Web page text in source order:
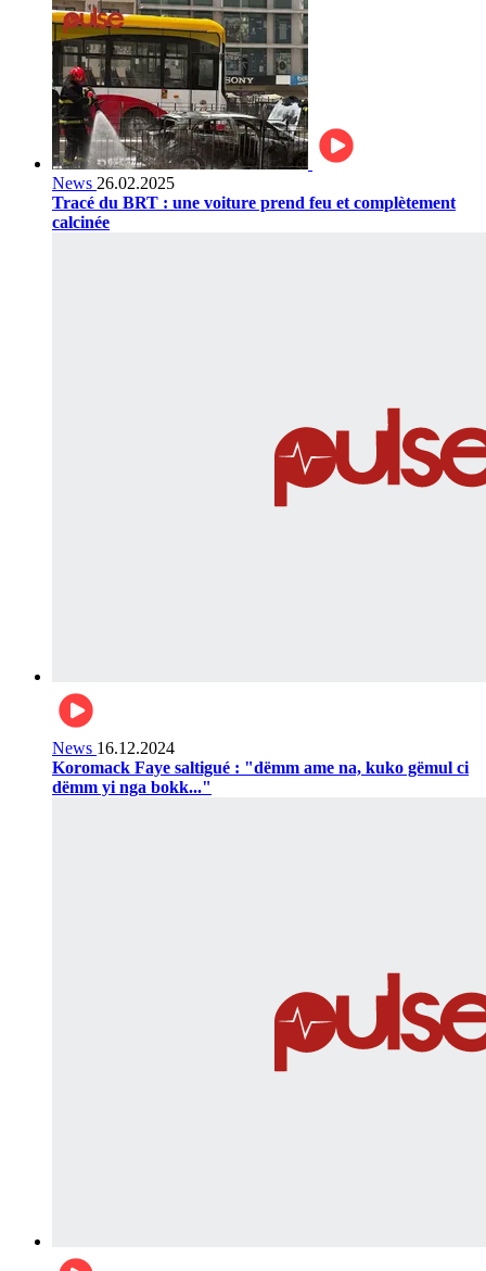
News 26.02.2025
Tracé du BRT : une voiture prend feu et complètement
calcinée
News 16.12.2024
Koromack Faye saltigué : "dëmm ame na, kuko gëmul ci
dëmm yi nga bokk..."